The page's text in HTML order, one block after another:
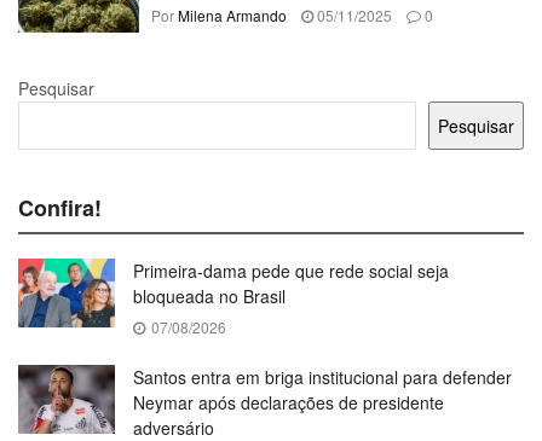
PorMilena Armando 05/11/2025 0
Pesquisar
Pesquisar
Confira!
Primeira-dama pede que rede social seja
bloqueada no Brasil
07/08/2026
Santos entra em briga institucional para defender
Neymar após declarações de presidente
adversário